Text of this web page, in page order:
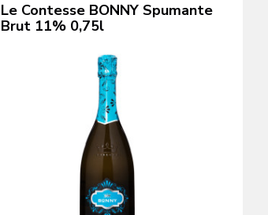
Le Contesse BONNY Spumante
Brut 11% 0,75l